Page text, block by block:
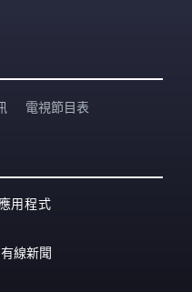
電視節目表
用程式
有線新聞